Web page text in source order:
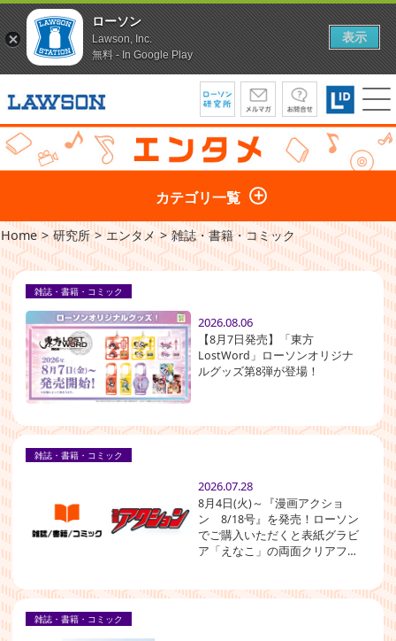
カテゴリ一覧
Home>研究所>エンタメ>雑誌・書籍・コミック
雑誌・書籍・コミック
2026.08.06
【8月7日発売】「東方
LostWord」ローソンオリジナ
ルグッズ第8弾が登場！
雑誌・書籍・コミック
2026.07.28
8月4日(火)～『漫画アクショ
ン 8/18号』を発売！ローソン
でご購入いただくと表紙グラビ
ア「えなこ」の両面クリアファ
雑誌・書籍・コミック
ローソン
Lawson, Inc.
無料 - In Google Play
表示